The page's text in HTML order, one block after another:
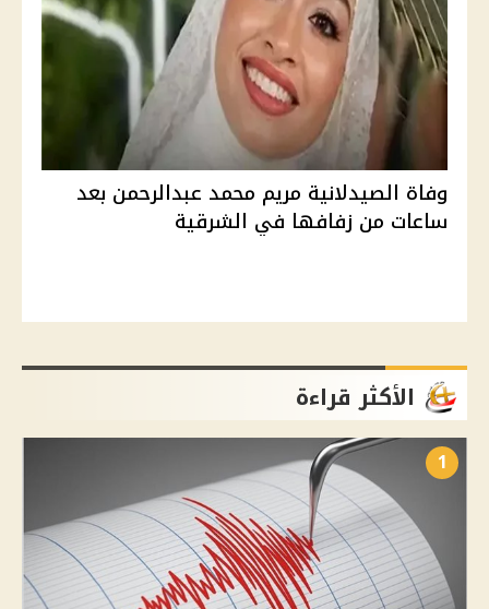
وفاة الصيدلانية مريم محمد عبدالرحمن بعد
ساعات من زفافها في الشرقية
الأكثر قراءة
1